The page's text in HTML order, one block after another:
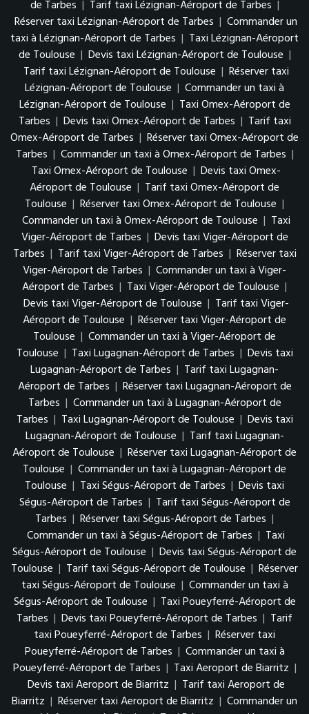
de Tarbes | Tarif taxi Lézignan-Aéroport de Tarbes |
Réserver taxi Lézignan-Aéroport de Tarbes | Commander un
taxi à Lézignan-Aéroport de Tarbes | Taxi Lézignan-Aéroport
de Toulouse | Devis taxi Lézignan-Aéroport de Toulouse |
Tarif taxi Lézignan-Aéroport de Toulouse | Réserver taxi
Lézignan-Aéroport de Toulouse | Commander un taxi à
Lézignan-Aéroport de Toulouse | Taxi Omex-Aéroport de
Tarbes | Devis taxi Omex-Aéroport de Tarbes | Tarif taxi
Omex-Aéroport de Tarbes | Réserver taxi Omex-Aéroport de
Tarbes | Commander un taxi à Omex-Aéroport de Tarbes |
Taxi Omex-Aéroport de Toulouse | Devis taxi Omex-
Aéroport de Toulouse | Tarif taxi Omex-Aéroport de
Toulouse | Réserver taxi Omex-Aéroport de Toulouse |
Commander un taxi à Omex-Aéroport de Toulouse | Taxi
Viger-Aéroport de Tarbes | Devis taxi Viger-Aéroport de
Tarbes | Tarif taxi Viger-Aéroport de Tarbes | Réserver taxi
Viger-Aéroport de Tarbes | Commander un taxi à Viger-
Aéroport de Tarbes | Taxi Viger-Aéroport de Toulouse |
Devis taxi Viger-Aéroport de Toulouse | Tarif taxi Viger-
Aéroport de Toulouse | Réserver taxi Viger-Aéroport de
Toulouse | Commander un taxi à Viger-Aéroport de
Toulouse | Taxi Lugagnan-Aéroport de Tarbes | Devis taxi
Lugagnan-Aéroport de Tarbes | Tarif taxi Lugagnan-
Aéroport de Tarbes | Réserver taxi Lugagnan-Aéroport de
Tarbes | Commander un taxi à Lugagnan-Aéroport de
Tarbes | Taxi Lugagnan-Aéroport de Toulouse | Devis taxi
Lugagnan-Aéroport de Toulouse | Tarif taxi Lugagnan-
Aéroport de Toulouse | Réserver taxi Lugagnan-Aéroport de
Toulouse | Commander un taxi à Lugagnan-Aéroport de
Toulouse | Taxi Ségus-Aéroport de Tarbes | Devis taxi
Ségus-Aéroport de Tarbes | Tarif taxi Ségus-Aéroport de
Tarbes | Réserver taxi Ségus-Aéroport de Tarbes |
Commander un taxi à Ségus-Aéroport de Tarbes | Taxi
Ségus-Aéroport de Toulouse | Devis taxi Ségus-Aéroport de
Toulouse | Tarif taxi Ségus-Aéroport de Toulouse | Réserver
taxi Ségus-Aéroport de Toulouse | Commander un taxi à
Ségus-Aéroport de Toulouse | Taxi Poueyferré-Aéroport de
Tarbes | Devis taxi Poueyferré-Aéroport de Tarbes | Tarif
taxi Poueyferré-Aéroport de Tarbes | Réserver taxi
Poueyferré-Aéroport de Tarbes | Commander un taxi à
Poueyferré-Aéroport de Tarbes | Taxi Aeroport de Biarritz |
Devis taxi Aeroport de Biarritz | Tarif taxi Aeroport de
Biarritz | Réserver taxi Aeroport de Biarritz | Commander un